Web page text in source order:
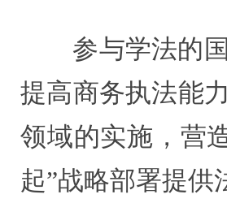
参与学法的国
提高商务执法能
领域的实施，营
起”战略部署提供